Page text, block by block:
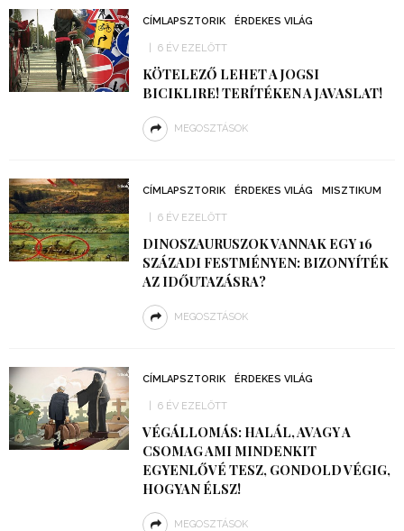
CÍMLAPSZTORIK ÉRDEKES VILÁG
6 ÉV EZELŐTT
KÖTELEZŐ LEHET A JOGSI
BICIKLIRE! TERÍTÉKEN A JAVASLAT!
MEGOSZTÁSOK
CÍMLAPSZTORIK ÉRDEKES VILÁG MISZTIKUM
6 ÉV EZELŐTT
DINOSZAURUSZOK VANNAK EGY 16
SZÁZADI FESTMÉNYEN: BIZONYÍTÉK
AZ IDŐUTAZÁSRA?
MEGOSZTÁSOK
CÍMLAPSZTORIK ÉRDEKES VILÁG
6 ÉV EZELŐTT
VÉGÁLLOMÁS: HALÁL, AVAGY A
CSOMAG AMI MINDENKIT
EGYENLŐVÉ TESZ, GONDOLD VÉGIG,
HOGYAN ÉLSZ!
MEGOSZTÁSOK